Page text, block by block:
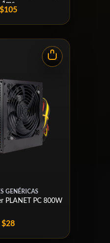
1ms
$105
GENÉRICAS
PLANET PC 800W
$28